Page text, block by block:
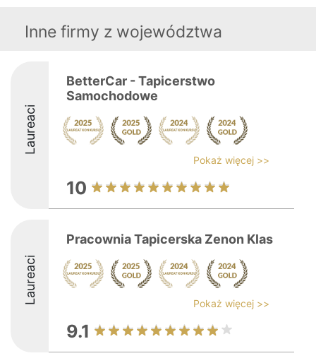
Inne firmy z województwa
Laureaci
BetterCar - Tapicerstwo
Samochodowe
Pokaż więcej >>
10
Laureaci
Pracownia Tapicerska Zenon Klas
Pokaż więcej >>
9.1